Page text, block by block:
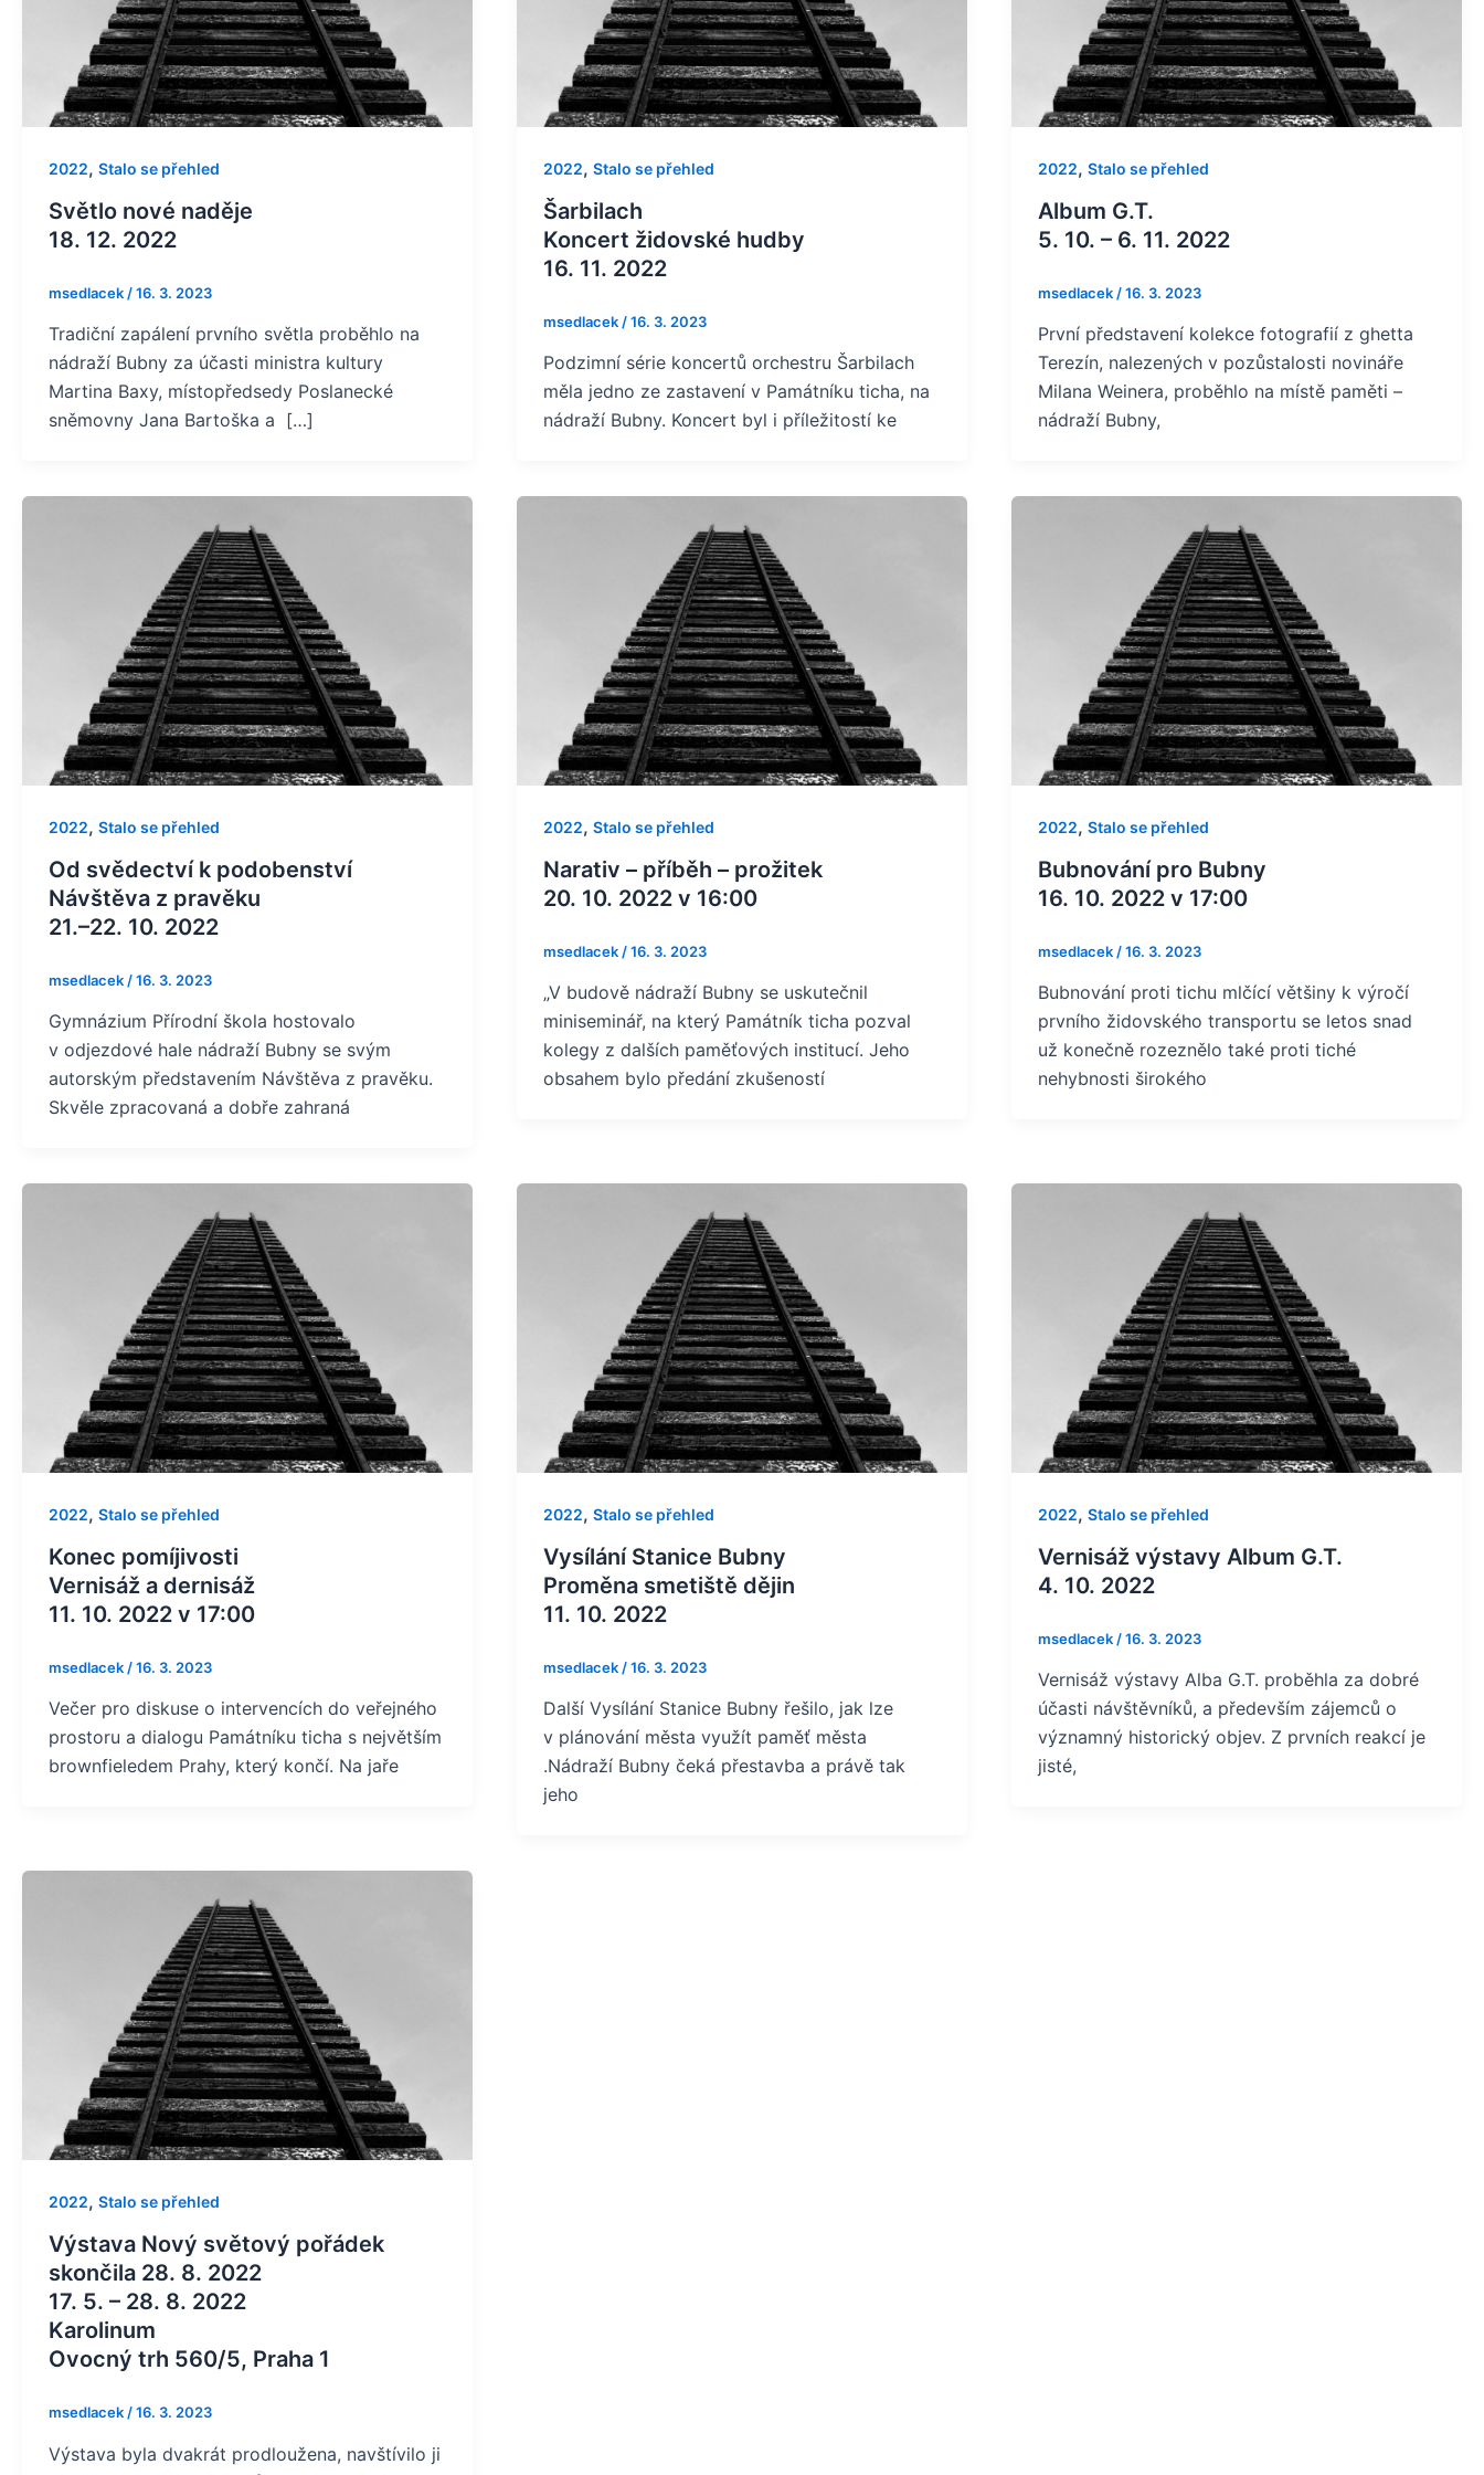
2022, Stalo se přehled
Světlo nové naděje
18. 12. 2022
msedlacek /16. 3. 2023
Tradiční zapálení prvního světla proběhlo na
nádraží Bubny za účasti ministra kultury
Martina Baxy, místopředsedy Poslanecké
sněmovny Jana Bartoška a […]
2022, Stalo se přehled
Šarbilach
Koncert židovské hudby
16. 11. 2022
msedlacek /16. 3. 2023
Podzimní série koncertů orchestru Šarbilach
měla jedno ze zastavení v Památníku ticha, na
nádraží Bubny. Koncert byl i příležitostí ke
2022, Stalo se přehled
Album G.T.
5. 10. – 6. 11. 2022
msedlacek /16. 3. 2023
První představení kolekce fotografií z ghetta
Terezín, nalezených v pozůstalosti novináře
Milana Weinera, proběhlo na místě paměti –
nádraží Bubny,
2022, Stalo se přehled
Od svědectví k podobenství
Návštěva z pravěku
21.–22. 10. 2022
msedlacek /16. 3. 2023
Gymnázium Přírodní škola hostovalo
v odjezdové hale nádraží Bubny se svým
autorským představením Návštěva z pravěku.
Skvěle zpracovaná a dobře zahraná
2022, Stalo se přehled
Narativ – příběh – prožitek
20. 10. 2022 v 16:00
msedlacek /16. 3. 2023
„V budově nádraží Bubny se uskutečnil
miniseminář, na který Památník ticha pozval
kolegy z dalších paměťových institucí. Jeho
obsahem bylo předání zkušeností
2022, Stalo se přehled
Bubnování pro Bubny
16. 10. 2022 v 17:00
msedlacek /16. 3. 2023
Bubnování proti tichu mlčící většiny k výročí
prvního židovského transportu se letos snad
už konečně rozeznělo také proti tiché
nehybnosti širokého
2022, Stalo se přehled
Konec pomíjivosti
Vernisáž a dernisáž
11. 10. 2022 v 17:00
msedlacek /16. 3. 2023
Večer pro diskuse o intervencích do veřejného
prostoru a dialogu Památníku ticha s největším
brownfieledem Prahy, který končí. Na jaře
2022, Stalo se přehled
Vysílání Stanice Bubny
Proměna smetiště dějin
11. 10. 2022
msedlacek /16. 3. 2023
Další Vysílání Stanice Bubny řešilo, jak lze
v plánování města využít paměť města
.Nádraží Bubny čeká přestavba a právě tak
jeho
2022, Stalo se přehled
Vernisáž výstavy Album G.T.
4. 10. 2022
msedlacek /16. 3. 2023
Vernisáž výstavy Alba G.T. proběhla za dobré
účasti návštěvníků, a především zájemců o
významný historický objev. Z prvních reakcí je
jisté,
2022, Stalo se přehled
Výstava Nový světový pořádek
skončila 28. 8. 2022
17. 5. – 28. 8. 2022
Karolinum
Ovocný trh 560/5, Praha 1
msedlacek /16. 3. 2023
Výstava byla dvakrát prodloužena, navštívilo ji